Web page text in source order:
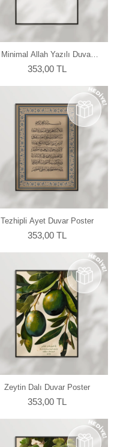
Minimal Allah Yazılı Duvar
Poster
353,00 TL
Tezhipli Ayet Duvar Poster
353,00 TL
Zeytin Dalı Duvar Poster
353,00 TL